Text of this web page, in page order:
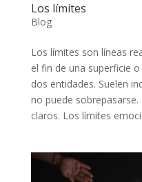
Los límites
Blog
Los límites son líneas
el fin de una superficie
dos entidades. Suelen
no puede
claros. Los límites